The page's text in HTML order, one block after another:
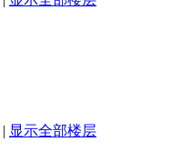
| 显示全部楼层